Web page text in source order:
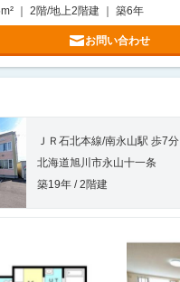
｜ 2階/地上2階建 ｜ 築6年
お問い合わせ
ＪＲ石北本線/南永山駅 歩7分
北海道旭川市永山十一条
築19年 / 2階建